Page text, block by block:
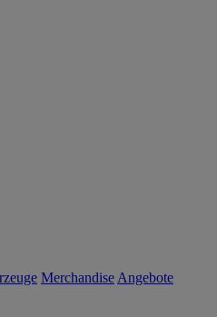
Merchandise Angebote